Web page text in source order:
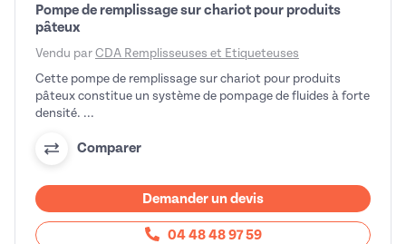
Pompe de remplissage sur chariot pour produits
pâteux
Vendu par CDA Remplisseuses et Etiqueteuses
Cette pompe de remplissage sur chariot pour produits
pâteux constitue un système de pompage de fluides à forte
densité. ...
Comparer
Demander un devis
04 48 48 97 59